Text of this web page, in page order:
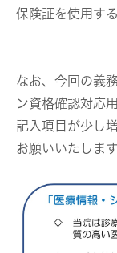
保険証を使用す
なお、今回の義
ン資格確認対応
記入項目が少し
お願いいたします